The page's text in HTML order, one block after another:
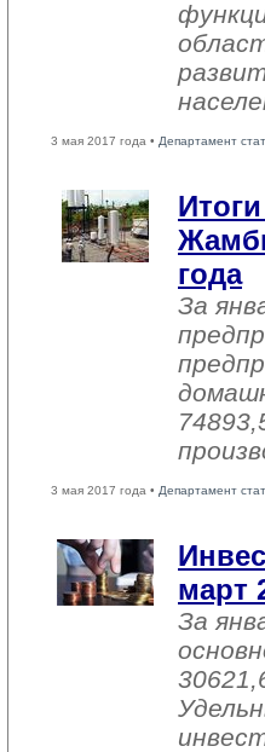
3 мая 2017 года • Департамент
года
За
3 мая 2017 года • Департамент
март
За